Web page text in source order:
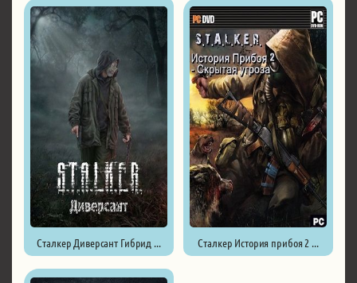
Сталкер Диверсант Гибрид ... Сталкер История прибоя 2 ...